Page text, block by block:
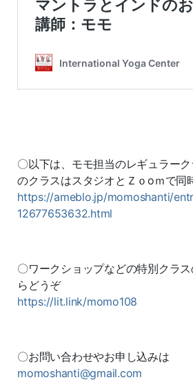
〇以下は、モモ担当のレギュラー
のクラスはスタジオとＺｏoｍで同
https://ameblo.jp/momoshanti/
12677653632.html
〇ワークショップなどの特別クラ
らどうぞ
https://lit.link/momo108
〇お問い合わせやお申し込みは
momoshanti@gmail.com